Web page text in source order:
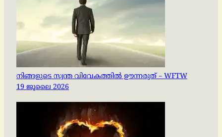
നിങ്ങളുടെ സ്വന്ത വിവേകത്തിൽ ഊന്നരുത് – WFTW
19 ജൂലൈ 2026